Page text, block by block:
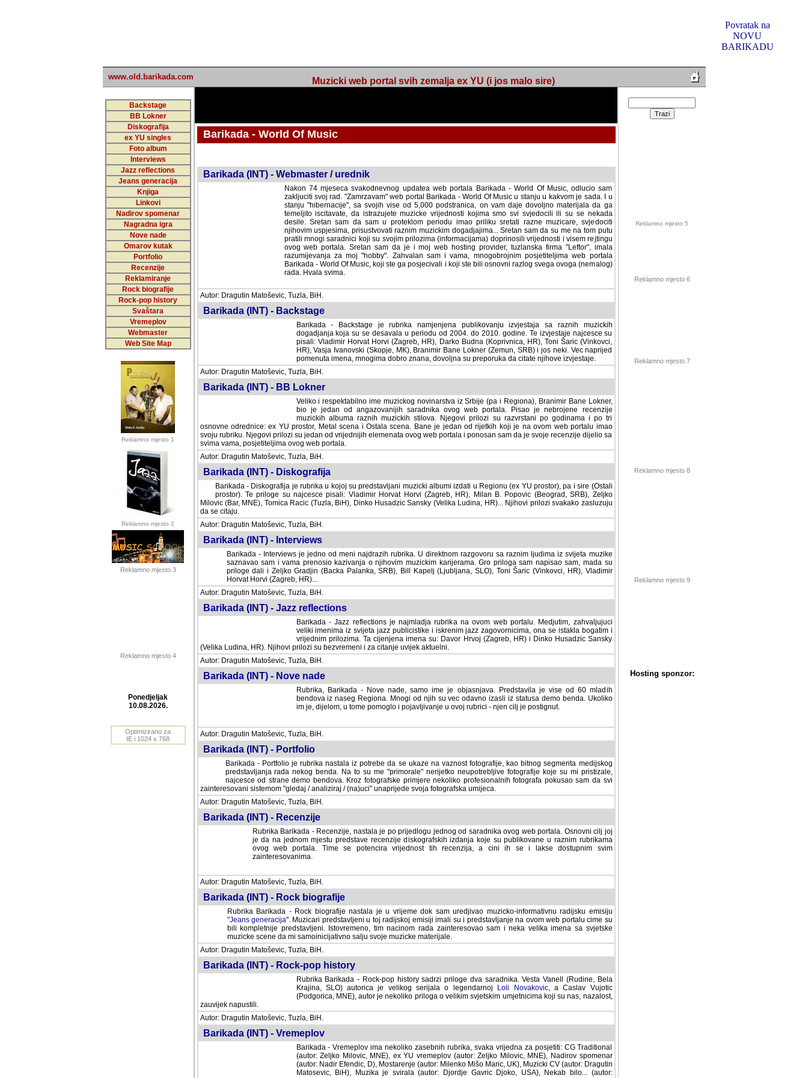
Povratak na
NOVU
BARIKADU
www.old.barikada.com Muzicki web portal svih zemalja ex YU (i jos malo sire)
Backstage
BB Lokner
Diskografija
ex YU singles
Foto album
Interviews
Jazz reflections
Jeans generacija
Knjiga
Linkovi
Nadirov spomenar
Nagradna igra
Nove nade
Omarov kutak
Portfolio
Recenzije
Reklamiranje
Rock biografije
Rock-pop history
Svaštara
Vremeplov
Webmaster
Web Site Map
Reklamno mjesto 1
Reklamno mjesto 2
Reklamno mjesto 3
Reklamno mjesto 4
Barikada - World Of Music
Barikada (INT) - Webmaster / urednik
Nakon 74 mjeseca svakodnevnog updatea web portala Barikada - World Of Music, odlucio sam
zakljuciti svoj rad. "Zamrzavam" web portal Barikada - World Of Music u stanju u kakvom je sada. I u
stanju "hibernacije", sa svojih vise od 5,000 podstranica, on vam daje dovoljno materijala da ga
temeljito iscitavate, da istrazujete muzicke vrijednosti kojima smo svi svjedocili ili su se nekada desile.
Sretan sam da sam u proteklom periodu imao priliku sretati razne muzicare, svjedociti njihovim
uspjesima, prisustvovati raznim muzickim dogadjajima... Sretan sam da su me na tom putu pratili
mnogi saradnici koji su svojim prilozima (informacijama) doprinosili vrijednosti i visem rejtingu ovog
web portala. Sretan sam da je i moj web hosting provider, tuzlanska firma "Leftor", imala
razumijevanja za moj "hobby". Zahvalan sam i vama, mnogobrojnim posjetiteljima web portala
Barikada - World Of Music, koji ste ga posjecivali i koji ste bili osnovni razlog svega ovoga (nemalog)
rada. Hvala svima.
Autor: Dragutin Matoševic, Tuzla, BiH.
Barikada (INT) - Backstage
Barikada - Backstage je rubrika namjenjena publikovanju izvjestaja sa raznih muzickih
dogadjanja koja su se desavala u periodu od 2004. do 2010. godine. Te izvjestaje najcesce su
pisali: Vladimir Horvat Horvi (Zagreb, HR), Darko Budna (Koprivnica, HR), Toni Šaric (Vinkovci,
HR), Vasja Ivanovski (Skopje, MK), Branimir Bane Lokner (Zemun, SRB) i jos neki. Vec naprijed
pomenuta imena, mnogima dobro znana, dovoljna su preporuka da citate njihove izvjestaje.
Autor: Dragutin Matoševic, Tuzla, BiH.
Barikada (INT) - BB Lokner
Veliko i respektabilno ime muzickog novinarstva iz Srbije (pa i Regiona), Branimir Bane Lokner,
bio je jedan od angazovanijih saradnika ovog web portala. Pisao je nebrojene recenzije muzickih
albuma raznih muzickih stilova. Njegovi prilozi su razvrstani po godinama i po tri osnovne
odrednice: ex YU prostor, Metal scena i Ostala scena. Bane je jedan od rijetkih koji je na ovom web portalu imao svoju rubriku.
Njegovi prilozi su jedan od vrijednijih elemenata ovog web portala i ponosan sam da je svoje recenzije dijelio sa svima vama,
posjetiteljima ovog web portala.
Autor: Dragutin Matoševic, Tuzla, BiH.
Barikada (INT) - Diskografija
Barikada - Diskografija je rubrika u kojoj su predstavljani muzicki albumi izdati u Regionu (ex YU prostor), pa i sire (Ostali
prostor). Te priloge su najcesce pisali: Vladimir Horvat Horvi (Zagreb, HR), Milan B. Popovic (Beograd, SRB), Zeljko Milovic
(Bar, MNE), Tomica Racic (Tuzla, BiH), Dinko Husadzic Sansky (Velika Ludina, HR)... Njihovi prilozi svakako zasluzuju da se
citaju.
Autor: Dragutin Matoševic, Tuzla, BiH.
Barikada (INT) - Interviews
Barikada - Interviews je jedno od meni najdrazih rubrika. U direktnom razgovoru sa raznim ljudima iz svijeta muzike
saznavao sam i vama prenosio kazivanja o njihovim muzickim karijerama. Gro priloga sam napisao sam, mada su
priloge dali i Zeljko Gradjin (Backa Palanka, SRB), Bill Kapelj (Ljubljana, SLO), Toni Šaric (Vinkovci, HR), Vladimir
Horvat Horvi (Zagreb, HR)...
Autor: Dragutin Matoševic, Tuzla, BiH.
Barikada (INT) - Jazz reflections
Barikada - Jazz reflections je najmladja rubrika na ovom web portalu. Medjutim, zahvaljujuci veliki
imenima iz svijeta jazz publicistike i iskrenim jazz zagovornicima, ona se istakla bogatim i
vrijednim prilozima. Ta cijenjena imena su: Davor Hrvoj (Zagreb, HR) i Dinko Husadzic Sansky
(Velika Ludina, HR). Njihovi prilozi su bezvremeni i za citanje uvijek aktuelni.
Autor: Dragutin Matoševic, Tuzla, BiH.
Barikada (INT) - Nove nade
Rubrika, Barikada - Nove nade, samo ime je objasnjava. Predstavila je vise od 60 mladih
bendova iz naseg Regiona. Mnogi od njih su vec odavno izasli iz statusa demo benda. Ukoliko im
je, dijelom, u tome pomoglo i pojavljivanje u ovoj rubrici - njen cilj je postignut.
Autor: Dragutin Matoševic, Tuzla, BiH.
Barikada (INT) - Portfolio
Barikada - Portfolio je rubrika nastala iz potrebe da se ukaze na vaznost fotografije, kao bitnog segmenta medijskog
predstavljanja rada nekog benda. Na to su me "primorale" nerijetko neupotrebljive fotografije koje su mi pristizale,
najcesce od strane demo bendova. Kroz fotografske primjere nekoliko profesionalnih fotografa pokusao sam da svi
zainteresovani sistemom "gledaj / analiziraj / (na)uci" unaprijede svoja fotografska umijeca.
Autor: Dragutin Matoševic, Tuzla, BiH.
Barikada (INT) - Recenzije
Rubrika Barikada - Recenzije, nastala je po prijedlogu jednog od saradnika ovog web portala. Osnovni cilj joj
je da na jednom mjestu predstave recenzije diskografskih izdanja koje su publikovane u raznim rubrikama
ovog web portala. Time se potencira vrijednost tih recenzija, a cini ih se i lakse dostupnim svim
zainteresovanima.
Autor: Dragutin Matoševic, Tuzla, BiH.
Barikada (INT) - Rock biografije
Rubrika Barikada - Rock biografije nastala je u vrijeme dok sam uredjivao muzicko-informativnu radijsku emisiju
"Jeans generacija". Muzicari predstavljeni u toj radijskoj emisiji imali su i predstavljanje na ovom web portalu cime su
bili kompletnije predstavljeni. Istovremeno, tim nacinom rada zainteresovao sam i neka velika imena sa svjetske
muzicke scene da mi samoinicijativno salju svoje muzicke materijale.
Autor: Dragutin Matoševic, Tuzla, BiH.
Barikada (INT) - Rock-pop history
Rubrika Barikada - Rock-pop history sadrzi priloge dva saradnika. Vesta Vanell (Rudine, Bela
Krajina, SLO) autorica je velikog serijala o legendarnoj
Loli Novakovic, a Caslav Vujotic
(Podgorica, MNE), autor je nekoliko priloga o velikim svjetskim umjetnicima koji su nas, nazalost,
zauvijek napustili.
Autor: Dragutin Matoševic, Tuzla, BiH.
Barikada (INT) - Vremeplov
Barikada - Vremeplov ima nekoliko zasebnih rubrika, svaka vrijedna za posjetiti: CG Traditional
(autor: Zeljko Milovic, MNE), ex YU vremeplov (autor: Zeljko Milovic, MNE), Nadirov spomenar
(autor: Nadir Efendic, D), Mostarenje (autor: Milenko Mišo Maric, UK), Muzicki CV (autor: Dragutin
Matosevic, BiH), Muzika je svirala (autor: Djordje Gavric Djoko, USA), Nekab bilo... (autor: